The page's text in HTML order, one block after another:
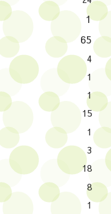
1
65
4
1
1
15
1
3
18
8
1